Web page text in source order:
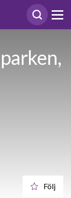
Följ